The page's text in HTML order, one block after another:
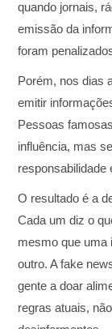
quando jornais,
emissão da
foram
Porém, nos dias
emitir
Pessoas
influência, mas
responsabilidade
O resultado é a
Cada um diz o
mesmo que uma
outro. A fake
gente a doar
regras atuais,